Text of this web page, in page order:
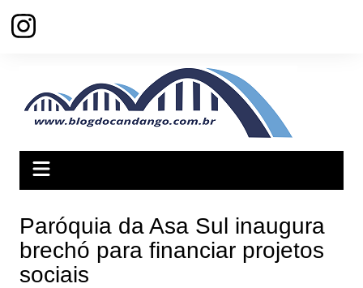
para
Paróquia da Asa Sul inaugura
brechó para financiar projetos
sociais